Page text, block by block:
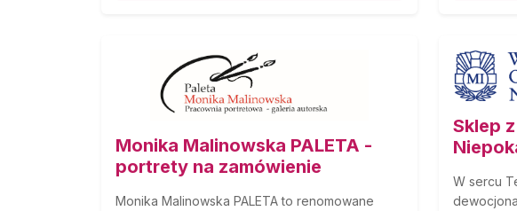
Monika Malinowska PALETA -
portrety na zamówienie
Monika Malinowska PALETA to renomowane
Sklep
W sercu